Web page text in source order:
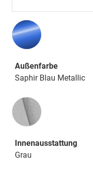
Außenfarbe
Saphir Blau Metallic
Innenausstattung
Innenausstattung
Grau